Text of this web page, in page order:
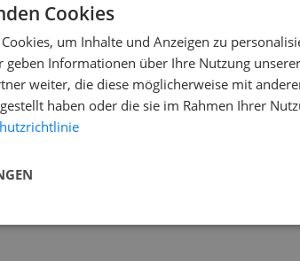
Cookies
um Inhalte und Anzeigen zu
geben Informationen über Ihre Nutzung
weiter, die diese möglicherweise mit
haben oder die sie im Rahmen Ihrer